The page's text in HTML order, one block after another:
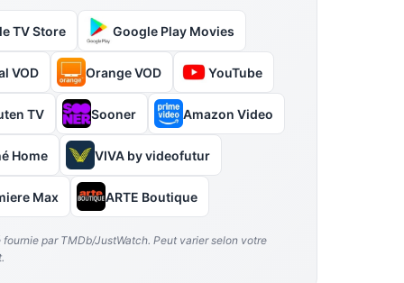
TV Store Google Play Movies
VOD Orange VOD YouTube
TV Sooner Amazon Video
Home VIVA by videofutur
Max ARTE Boutique
par TMDb/JustWatch. Peut varier selon votre